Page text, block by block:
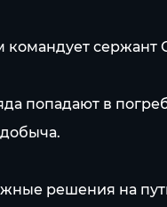
командует сержант
попадают в
решения на